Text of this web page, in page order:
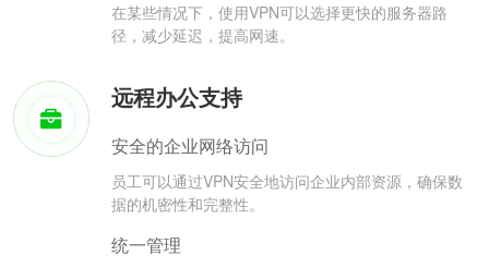
在某些情况下，使用VPN可以选择更快的服务器路
径，减少延迟，提高网速。
远程办公支持
安全的企业网络访问
员工可以通过VPN安全地访问企业内部资源，确保数
据的机密性和完整性。
统一管理